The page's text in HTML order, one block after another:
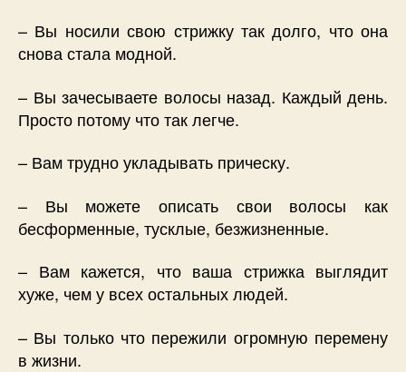
– Вы носили свою стрижку так долго, что она
снова стала модной.
– Вы зачесываете волосы назад. Каждый день.
Просто потому что так легче.
– Вам трудно укладывать прическу.
– Вы можете описать свои волосы как
бесформенные, тусклые, безжизненные.
– Вам кажется, что ваша стрижка выглядит
хуже, чем у всех остальных людей.
– Вы только что пережили огромную перемену
в жизни.